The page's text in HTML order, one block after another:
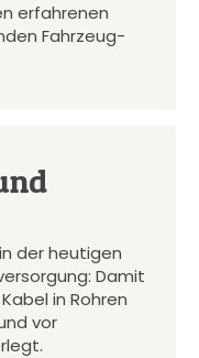
erfahrenen
Fahrzeug-
der heutigen
Damit
in Rohren
vor